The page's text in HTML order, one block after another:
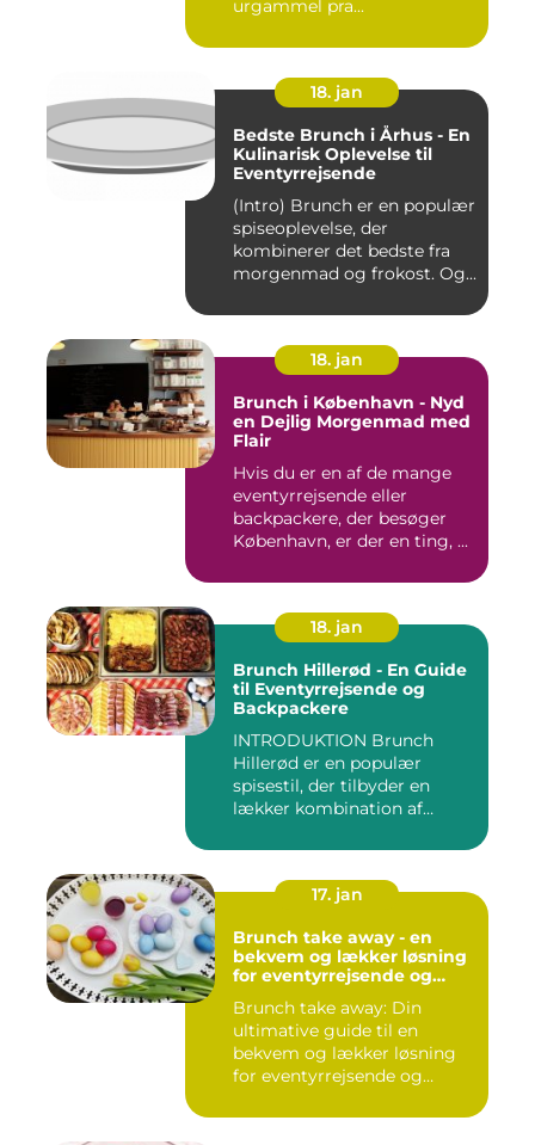
urgammel pra...
18. jan
Bedste Brunch i Århus - En
Kulinarisk Oplevelse til
Eventyrrejsende
(Intro) Brunch er en populær
spiseoplevelse, der
kombinerer det bedste fra
morgenmad og frokost. Og...
18. jan
Brunch i København - Nyd
en Dejlig Morgenmad med
Flair
Hvis du er en af de mange
eventyrrejsende eller
backpackere, der besøger
København, er der en ting, ...
18. jan
Brunch Hillerød - En Guide
til Eventyrrejsende og
Backpackere
INTRODUKTION Brunch
Hillerød er en populær
spisestil, der tilbyder en
lækker kombination af
17. jan
Brunch take away - en
bekvem og lækker løsning
for eventyrrejsende og
Brunch take away: Din
ultimative guide til en
bekvem og lækker løsning
for eventyrrejsende og